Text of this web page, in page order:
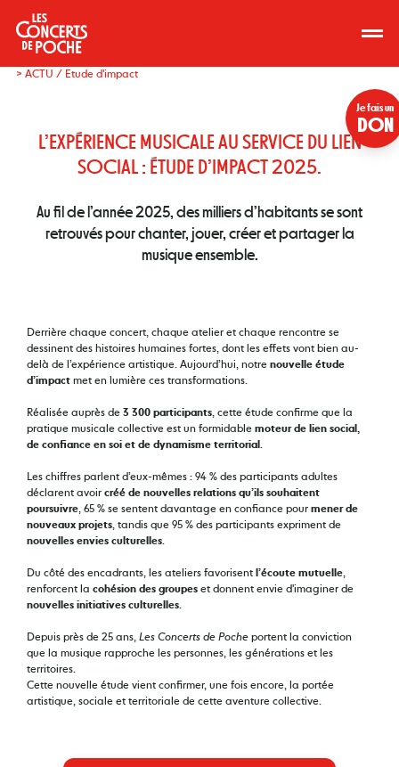
> ACTU / Etude d'impact
Je fais un
DON
L’EXPÉRIENCE MUSICALE AU SERVICE DU LIEN
SOCIAL : ÉTUDE D’IMPACT 2025.
Au fil de l’année 2025, des milliers d’habitants se sont
retrouvés pour chanter, jouer, créer et partager la
musique ensemble.
Derrière chaque concert, chaque atelier et chaque rencontre se
dessinent des histoires humaines fortes, dont les effets vont bien au-
delà de l’expérience artistique. Aujourd’hui, notre nouvelle étude
d’impact met en lumière ces transformations.
Réalisée auprès de 3 300 participants, cette étude confirme que la
pratique musicale collective est un formidable moteur de lien social,
de confiance en soi et de dynamisme territorial .
Les chiffres parlent d’eux-mêmes : 94 % des participants adultes
déclarent avoir créé de nouvelles relations qu’ils souhaitent
poursuivre, 65 % se sentent davantage en confiance pour mener de
nouveaux projets, tandis que 95 % des participants expriment de
nouvelles envies culturelles.
Du côté des encadrants, les ateliers favorisent l’écoute mutuelle,
renforcent la cohésion des groupes et donnent envie d'imaginer de
nouvelles initiatives culturelles.
Depuis près de 25 ans, Les Concerts de Poche portent la conviction
que la musique rapproche les personnes, les générations et les
territoires.
Cette nouvelle étude vient confirmer, une fois encore, la portée
artistique, sociale et territoriale de cette aventure collective.